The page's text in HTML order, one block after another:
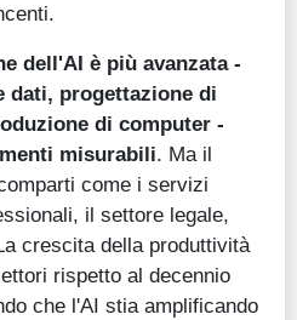
dell'AI è più avanzata -
dati, progettazione di
di computer -
misurabili. Ma il
come i servizi
il settore legale,
crescita della produttività
rispetto al decennio
che l'AI stia amplificando